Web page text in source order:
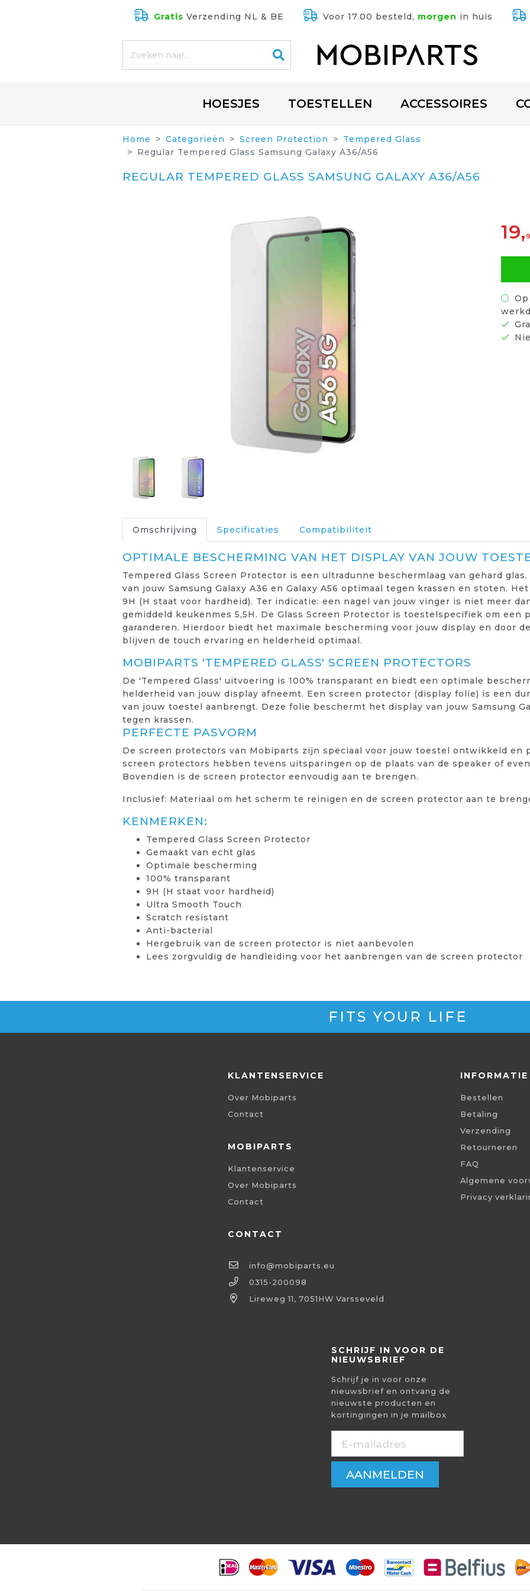
Gratis Verzending NL & BE Voor 17.00 besteld, morgen in huis
HOESJES TOESTELLEN ACCESSOIRES
Home Categorieën Screen Protection
Tempered Glass
Regular Tempered Glass Samsung Galaxy A36/A56
REGULAR TEMPERED GLASS SAMSUNG GALAXY A36/A56
19,
Omschrijving Specificaties Compatibiliteit
OPTIMALE BESCHERMING VAN HET DISPLAY VAN JOUW
Tempered Glass Screen Protector is een ultradunne beschermlaag van gehard
van jouw Samsung Galaxy A36 en Galaxy A56 optimaal tegen krassen en stoten.
9H (H staat voor hardheid). Ter indicatie: een nagel van jouw vinger is niet meer
gemiddeld keukenmes 5,5H. De Glass Screen Protector is toestelspecifiek om een
garanderen. Hierdoor biedt het maximale bescherming voor jouw display en door
blijven de touch ervaring en helderheid optimaal.
MOBIPARTS 'TEMPERED GLASS' SCREEN PROTECTORS
De 'Tempered Glass' uitvoering is 100% transparant en biedt een optimale
helderheid van jouw display afneemt. Een screen protector (display folie) is een
van jouw toestel aanbrengt. Deze folie beschermt het display van jouw Samsung
tegen krassen.
PERFECTE PASVORM
De screen protectors van Mobiparts zijn speciaal voor jouw toestel ontwikkeld en
screen protectors hebben tevens uitsparingen op de plaats van de speaker of
Bovendien is de screen protector eenvoudig aan te brengen.
Inclusief: Materiaal om het scherm te reinigen en de screen protector aan te
KENMERKEN:
Tempered Glass Screen Protector
Gemaakt van echt glas
Optimale bescherming
100% transparant
9H (H staat voor hardheid)
Ultra Smooth Touch
Scratch resistant
Anti-bacterial
Hergebruik van de screen protector is niet aanbevolen
Lees zorgvuldig de handleiding voor het aanbrengen van de screen protector
FITS YOUR LIFE
KLANTENSERVICE
Over Mobiparts
Contact
MOBIPARTS
Klantenservice
Over Mobiparts
Contact
CONTACT
info@mobiparts.eu
0315-200098
Lireweg 11, 7051HW Varsseveld
INFORMATIE
Bestellen
Betaling
Verzending
Retourneren
FAQ
Algemene
Privacy
SCHRIJF IN VOOR DE
NIEUWSBRIEF
Schrijf je in voor onze
nieuwsbrief en ontvang de
nieuwste producten en
kortingingen in je mailbox
AANMELDEN